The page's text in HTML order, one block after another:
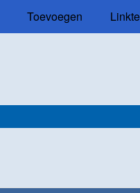
Toevoegen